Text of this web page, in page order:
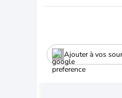
Ajouter à vos